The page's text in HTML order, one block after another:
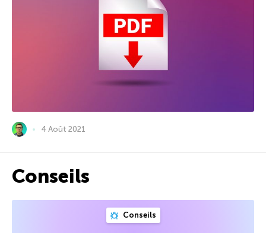
4 Août 2021
Conseils
Conseils